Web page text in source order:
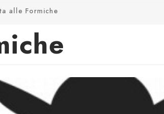
alle Formiche